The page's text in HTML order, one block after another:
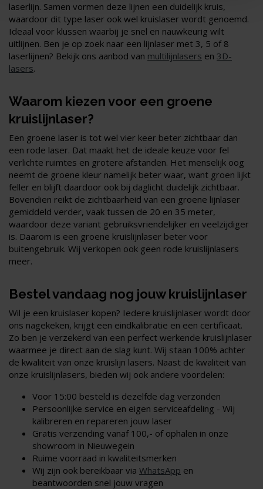
laserlijn. Samen vormen deze lijnen een duidelijk kruis,
waardoor dit type laser ook wel kruislaser wordt genoemd.
Ideaal voor klussen waarbij je snel en nauwkeurig wilt
uitlijnen. Ben je op zoek naar een lijnlaser met 3, 5 of 8
laserlijnen? Bekijk ons aanbod van multilijnlasers en 3D-
lasers.
Waarom kiezen voor een groene
kruislijnlaser?
Een groene laser is tot wel vier keer beter zichtbaar dan
een rode laser. Dat maakt het de ideale keuze voor fel
verlichte ruimtes en grotere afstanden. Het menselijk oog
neemt de groene kleur namelijk beter waar, want groen lijkt
feller en blijft daardoor ook bij daglicht duidelijk zichtbaar.
Bovendien reikt de zichtbaarheid van een groene lijnlaser
gemiddeld verder, vaak tussen de 20 en 35 meter,
waardoor deze variant gebruiksvriendelijker en veelzijdiger
is. Daarom is een groene kruislijnlaser beter voor
buitengebruik. Wij verkopen ook geen rode kruislijnlasers
meer.
Bestel vandaag nog jouw kruislijnlaser
Wil je een kruislaser kopen? Iedere kruislijnlaser wordt door
ons nagekeken, krijgt een eindkalibratie en een certificaat.
Zo ben je verzekerd van een perfect werkende kruislijnlaser
waarmee je direct aan de slag kunt. Wij staan 100% achter
de kwaliteit van onze kruislijn lasers. Naast de kwaliteit van
onze kruislijnlasers, bieden wij ook andere voordelen:
Voor 15:00 besteld is dezelfde dag verzonden
Persoonlijke service en eigen serviceafdeling - Wij
kalibreren en repareren jouw laser
Gratis verzending vanaf 100,- of ophalen in onze
showroom in Nieuwegein
Ruime voorraad in kwaliteitsmerken
Wij zijn ook bereikbaar via WhatsApp en
beantwoorden snel jouw vragen